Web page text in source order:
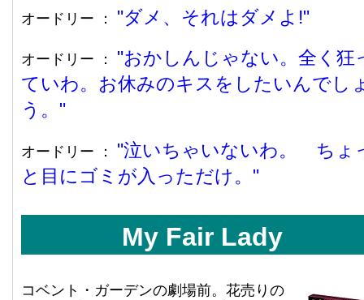
オードリー ： ダメ、それはダメよ!
オードリー ：
おかしんじゃない。全く狂
ていわ。お休みのキスをしたいんでし
う。
オードリー ：
泣いちゃいないわ。 ちょ
と目にゴミが入っただけ。
My Fair Lady
コベント・ガーデンの劇場前。花売りの